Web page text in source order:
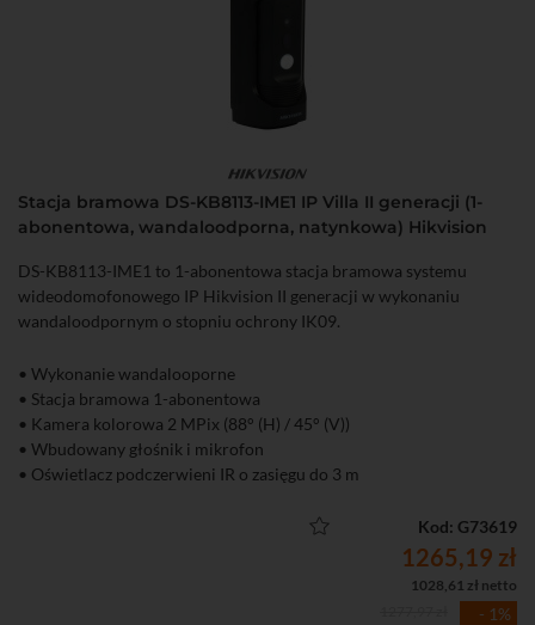
• Współpraca z systemem wideodomofonowym IP II generacji
• Zasilanie DC 12 V lub PoE (802.3 af)
Stacja bramowa DS-KB8113-IME1 IP Villa II generacji (1-
abonentowa, wandaloodporna, natynkowa) Hikvision
DS-KB8113-IME1 to 1-abonentowa stacja bramowa systemu
wideodomofonowego IP Hikvision II generacji w wykonaniu
wandaloodpornym o stopniu ochrony IK09.
• Wykonanie wandalooporne
• Stacja bramowa 1-abonentowa
• Kamera kolorowa 2 MPix (88° (H) / 45° (V))
• Wbudowany głośnik i mikrofon
• Oświetlacz podczerwieni IR o zasięgu do 3 m
• 1 wyjście przekaźnikowe do sterowania (NO/NC)
Kod: G73619
1265,19 zł
1028,61 zł netto
- 1%